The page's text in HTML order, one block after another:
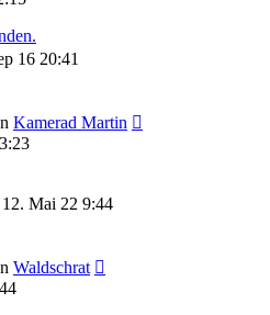
16 20:41
Kamerad Martin
Mai 22 9:44
Waldschrat